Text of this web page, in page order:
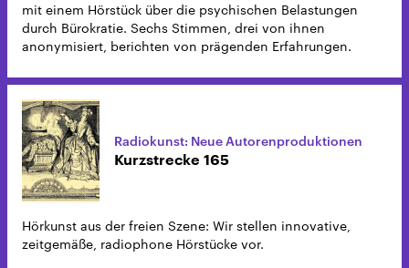
mit einem Hörstück über die psychischen Belastungen
durch Bürokratie. Sechs Stimmen, drei von ihnen
anonymisiert, berichten von prägenden Erfahrungen.
Radiokunst: Neue Autorenproduktionen
Kurzstrecke 165
Hörkunst aus der freien Szene: Wir stellen innovative,
zeitgemäße, radiophone Hörstücke vor.